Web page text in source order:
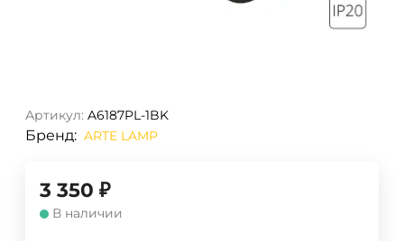
Артикул: A6187PL-1BK
Бренд: ARTE LAMP
3 350 ₽
В наличии